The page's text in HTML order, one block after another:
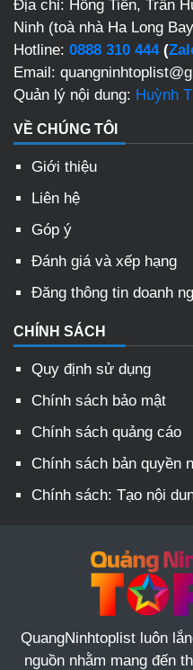
Địa chỉ: Hồng Tiến, Trần
Ninh (toà nhà Ha Long
Hotline: 0888 310 444(
Email:
Quản lý nội dung: Huỳnh
VỀ CHÚNG TÔI
Giới thiệu
Liên hệ
Góp ý
Đánh giá và xếp hạng
Đăng thông tin doanh
CHÍNH SÁCH
Quy định sử dụng
Chính sách bảo mật
Chính sách quảng cáo
Chính sách bản quyền
Chính sách: Tạo nội
QuangNinhtoplist luôn
nguồn nhằm mang đến